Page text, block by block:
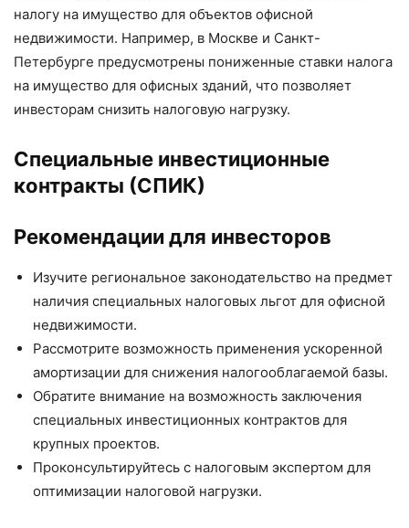
налогу на имущество для объектов офисной
недвижимости. Например, в Москве и Санкт-
Петербурге предусмотрены пониженные ставки налога
на имущество для офисных зданий, что позволяет
инвесторам снизить налоговую нагрузку.
Специальные инвестиционные
контракты (СПИК)
Рекомендации для инвесторов
Изучите региональное законодательство на предмет
наличия специальных налоговых льгот для офисной
недвижимости.
Рассмотрите возможность применения ускоренной
амортизации для снижения налогооблагаемой базы.
Обратите внимание на возможность заключения
специальных инвестиционных контрактов для
крупных проектов.
Проконсультируйтесь с налоговым экспертом для
оптимизации налоговой нагрузки.